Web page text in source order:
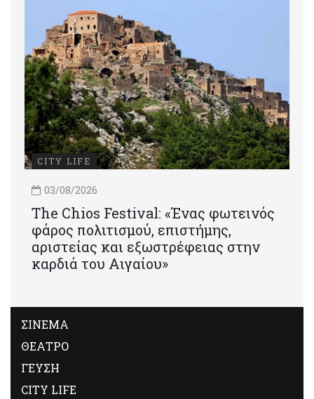
CITY LIFE
03/08/2026
Τhe Chios Festival: «Ένας φωτεινός
φάρος πολιτισμού, επιστήμης,
αριστείας και εξωστρέφειας στην
καρδιά του Αιγαίου»
ΣΙΝΕΜΑ
ΘΕΑΤΡΟ
ΓΕΥΣΗ
CITY LIFE